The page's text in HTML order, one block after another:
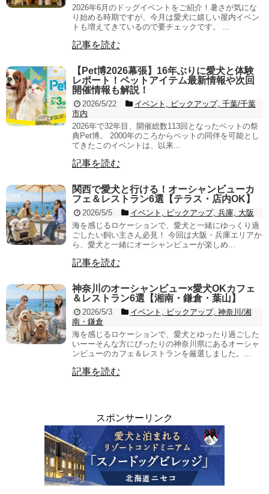
2026年6月のドッグイベントをご紹介！暑さが気にな
り始める時期ですが、今月は愛犬に嬉しい屋内イベン
トも増えてきているので要チェックです。 ...
記事を読む
【Pet博2026幕張】16年ぶりに愛犬と体験
レポート！ペットアイテム最新情報や次回
開催情報も解説！
2026/5/22
イベント, ピックアップ, 千葉/千葉
市内
2026年で32年目、開催総数113回となったペットの祭
典Pet博。 2000年のころからペットの同伴を可能とし
てきたこのイベントは、以来...
記事を読む
関西で愛犬と行ける！オーシャンビューカ
フェ＆レストラン6選【テラス・店内OK】
2026/5/5
イベント, ピックアップ, 兵庫, 大阪
海を感じるロケーションで、愛犬と一緒にゆっくり過
ごしたい飼い主さん必見！ 今回は大阪・兵庫エリアか
ら、愛犬と一緒にオーシャンビューが楽しめ...
記事を読む
神奈川のオーシャンビュー×愛犬OKカフェ
＆レストラン6選【湘南・鎌倉・葉山】
2026/5/3
イベント, ピックアップ, 神奈川/湘
南・鎌倉
海を感じるロケーションで、愛犬とゆったり過ごした
いーーそんな方にぴったりの神奈川県にあるオーシャ
ンビューのカフェ＆レストランを厳選しました。...
記事を読む
スポンサーリンク